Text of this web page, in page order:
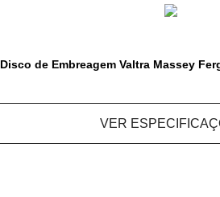
Disco de Embreagem Valtra Massey
VER